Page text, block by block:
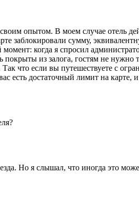
опытом. В моем случае отель
заблокировали сумму,
когда я спросил
из залога, гостям не нужно
что если вы путешествуете с
есть достаточный лимит на карте,
Но я слышал, что иногда это